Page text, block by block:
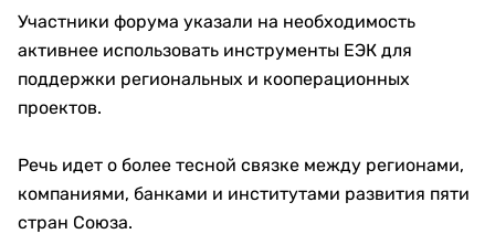
Участники форума указали на необходимость
активнее использовать инструменты ЕЭК для
поддержки региональных и кооперационных
проектов.
Речь идет о более тесной связке между регионами,
компаниями, банками и институтами развития пяти
стран Союза.